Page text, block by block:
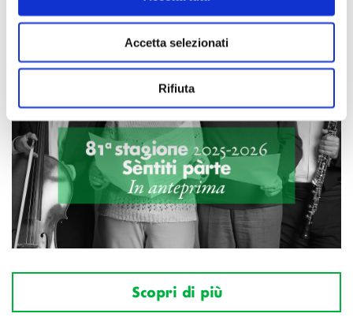
Accetta selezionati
Rifiuta
Scopri di più